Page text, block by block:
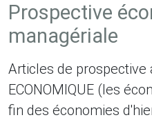
Prospective
managériale
Articles de prospective
ECONOMIQUE (les
fin des économies